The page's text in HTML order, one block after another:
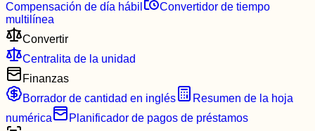
Compensación de día hábil
Convertidor de tiempo
multilínea
Convertir
Centralita de la unidad
Finanzas
Borrador de cantidad en inglés
Resumen de la hoja
numérica
Planificador de pagos de préstamos